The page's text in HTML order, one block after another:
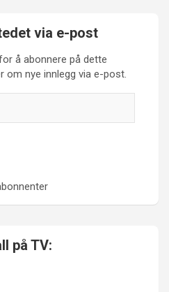
via e-post
å abonnere på dette
nye innlegg via e-post.
på TV: